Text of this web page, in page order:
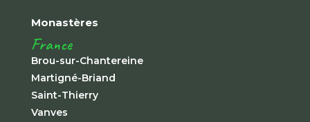
Monastères
France
Brou-sur-Chantereine
Martigné-Briand
Saint-Thierry
Vanves